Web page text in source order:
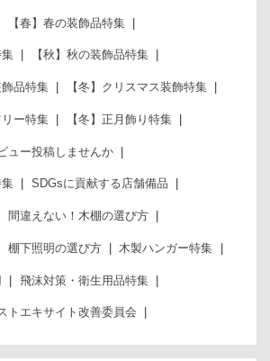
【春】春の装飾品特集
集 【秋】秋の装飾品特集
飾品特集 【冬】クリスマス装飾特集
リー特集 【冬】正月飾り特集
ュー投稿しませんか
SDGsに貢献する店舗備品
間違えない！木棚の選び方
棚下照明の選び方 木製ハンガー特集
飛沫対策・衛生用品特集
トエキサイト改善委員会